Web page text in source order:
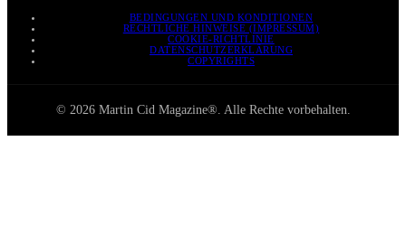
BEDINGUNGEN UND KONDITIONEN
RECHTLICHE HINWEISE (IMPRESSUM)
COOKIE-RICHTLINIE
DATENSCHUTZERKLÄRUNG
COPYRIGHTS
© 2026 Martin Cid Magazine®. Alle Rechte vorbehalten.